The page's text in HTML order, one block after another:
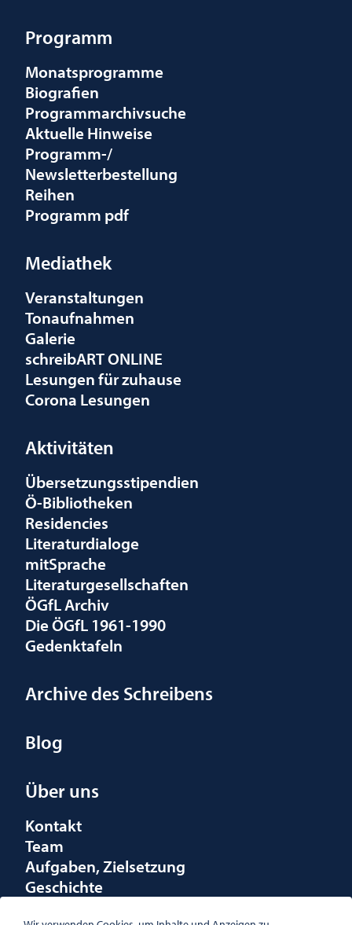
Programm
Monatsprogramme
Biografien
Programmarchivsuche
Aktuelle Hinweise
Programm-/
Newsletterbestellung
Reihen
Programm pdf
Mediathek
Veranstaltungen
Tonaufnahmen
Galerie
schreibART ONLINE
Lesungen für zuhause
Corona Lesungen
Aktivitäten
Übersetzungsstipendien
Ö-Bibliotheken
Residencies
Literaturdialoge
mitSprache
Literaturgesellschaften
ÖGfL Archiv
Die ÖGfL 1961-1990
Gedenktafeln
Archive des Schreibens
Blog
Über uns
Kontakt
Team
Aufgaben, Zielsetzung
Geschichte